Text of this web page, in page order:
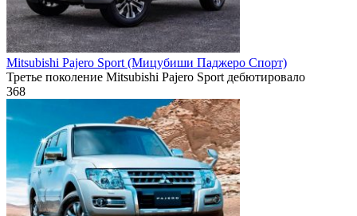
Mitsubishi Pajero Sport (Мицубиши Паджеро Спорт)
Третье поколение Mitsubishi Pajero Sport дебютировало
368